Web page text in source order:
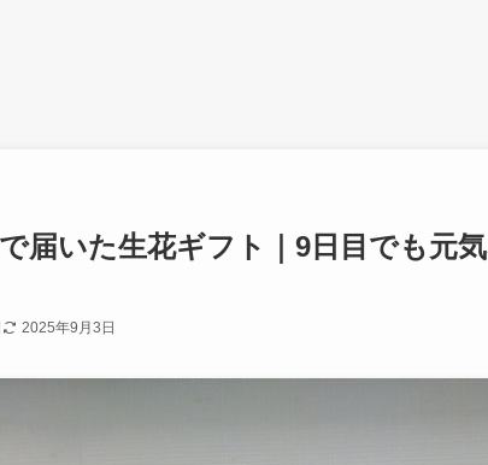
届いた生花ギフト｜9日目でも元
2025年9月3日